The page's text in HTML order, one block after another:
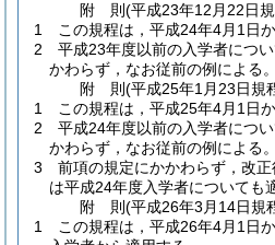
附 則(平成23年12月22日
1
この規程は，平成24年4月1日か
2
平成23年度以前の入学者につ
かわらず，なお従前の例による。
附 則(平成25年1月23日規
1
この規程は，平成25年4月1日か
2
平成24年度以前の入学者につ
かわらず，なお従前の例による。
3
前項の規定にかかわらず，改
は平成24年度入学者についても
附 則(平成26年3月14日規
1
この規程は，平成26年4月1日